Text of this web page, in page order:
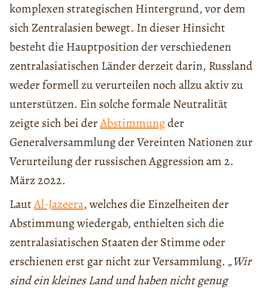
komplexen strategischen Hintergrund, vor dem
sich Zentralasien bewegt. In dieser Hinsicht
besteht die Hauptposition der verschiedenen
zentralasiatischen Länder derzeit darin, Russland
weder formell zu verurteilen noch allzu aktiv zu
unterstützen. Ein solche formale Neutralität
zeigte sich bei derAbstimmungder
Generalversammlung der Vereinten Nationen zur
Verurteilung der russischen Aggression am 2.
März 2022.
LautAl-Jazeera, welches die Einzelheiten der
Abstimmung wiedergab, enthielten sich die
zentralasiatischen Staaten der Stimme oder
erschienen erst gar nicht zur Versammlung. „Wir
sind ein kleines Land und haben nicht genug